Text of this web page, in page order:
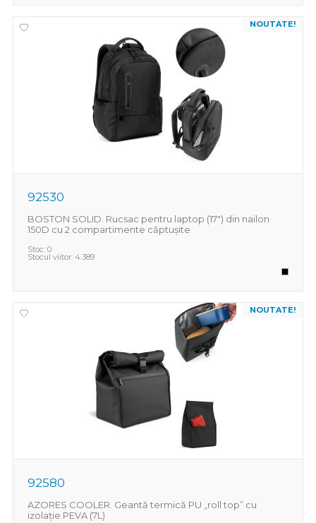
NOUTATE!
92530
BOSTON SOLID. Rucsac pentru laptop (17") din nailon
150D cu 2 compartimente căptușite
Stoc: 0
Stocul viitor: 4.389
NOUTATE!
92580
AZORES COOLER. Geantă termică PU „roll top” cu
izolație PEVA (7L)